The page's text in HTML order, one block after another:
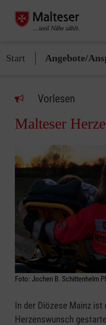
Start Angebote/
Vorlesen
Malteser
Foto: Jochen B. Schittenhelm
In der Diözese Mainz
Herzenswunsch